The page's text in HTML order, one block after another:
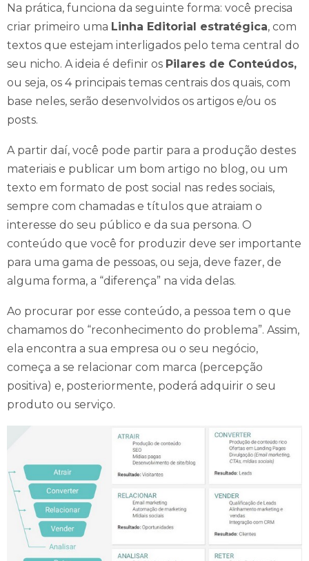
Na prática, funciona da seguinte forma: você precisa
criar primeiro uma Linha Editorial estratégica, com
textos que estejam interligados pelo tema central do
seu nicho. A ideia é definir os Pilares de Conteúdos,
ou seja, os 4 principais temas centrais dos quais, com
base neles, serão desenvolvidos os artigos e/ou os
posts.
A partir daí, você pode partir para a produção destes
materiais e publicar um bom artigo no blog, ou um
texto em formato de post social nas redes sociais,
sempre com chamadas e títulos que atraiam o
interesse do seu público e da sua persona. O
conteúdo que você for produzir deve ser importante
para uma gama de pessoas, ou seja, deve fazer, de
alguma forma, a “diferença” na vida delas.
Ao procurar por esse conteúdo, a pessoa tem o que
chamamos do “reconhecimento do problema”. Assim,
ela encontra a sua empresa ou o seu negócio,
começa a se relacionar com marca (percepção
positiva) e, posteriormente, poderá adquirir o seu
produto ou serviço.